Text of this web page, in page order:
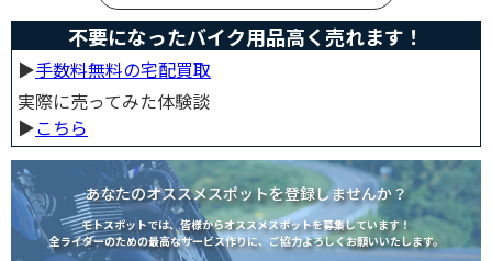
不要になったバイク用品高く売れます！
▶︎手数料無料の宅配買取
実際に売ってみた体験談
▶︎こちら
あなたのオススメスポットを登録しませんか？
モトスポットでは、皆様からオススメスポットを募集しています！
全ライダーのための最高なサービス作りに、ご協力よろしくお願いいたします。